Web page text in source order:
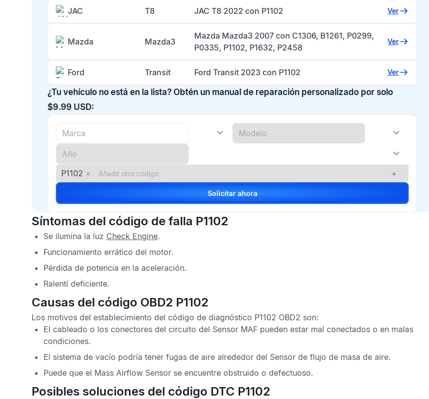
JAC T8 JAC T8 2022 con P1102 Ver
Mazda Mazda3
Mazda Mazda3 2007 con C1306, B1261, P0299,
P0335, P1102, P1632, P2458
Ver
Ford Transit Ford Transit 2023 con P1102 Ver
¿Tu vehículo no está en la lista? Obtén un manual de reparación personalizado por solo
$9.99 USD:
P1102 × +
Solicitar ahora
Síntomas del código de falla P1102
Se ilumina la luz Check Engine.
Funcionamiento errático del motor.
Pérdida de potencia en la aceleración.
Ralentí deficiente.
Causas del código OBD2 P1102
Los motivos del establecimiento del código de diagnóstico P1102 OBD2 son:
El cableado o los conectores del circuito del Sensor MAF pueden estar mal conectados o en malas
condiciones.
El sistema de vacío podría tener fugas de aire alrededor del Sensor de flujo de masa de aire.
Puede que el Mass Airflow Sensor se encuentre obstruido o defectuoso.
Posibles soluciones del código DTC P1102